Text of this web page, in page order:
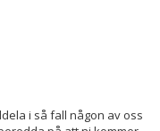
i så fall någon av oss